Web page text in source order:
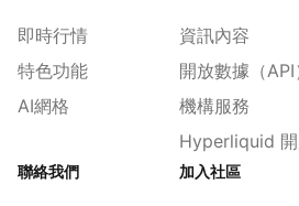
即時行情
特色功能
AI網格
資訊內容
開放數據（API
機構服務
Hyperliquid
聯絡我們 加入社區